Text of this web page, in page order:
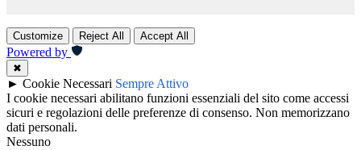
Customize Reject All Accept All
Powered by
✖
► Cookie Necessari Sempre Attivo
I cookie necessari abilitano funzioni essenziali del sito come accessi
sicuri e regolazioni delle preferenze di consenso. Non memorizzano
dati personali.
Nessuno